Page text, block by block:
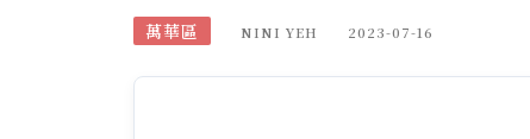
萬華區 NINI YEH 2023-07-16